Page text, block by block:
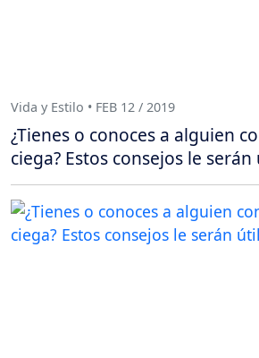
Vida y Estilo • FEB 12 / 2019
¿Tienes o conoces a alguien
ciega? Estos consejos le